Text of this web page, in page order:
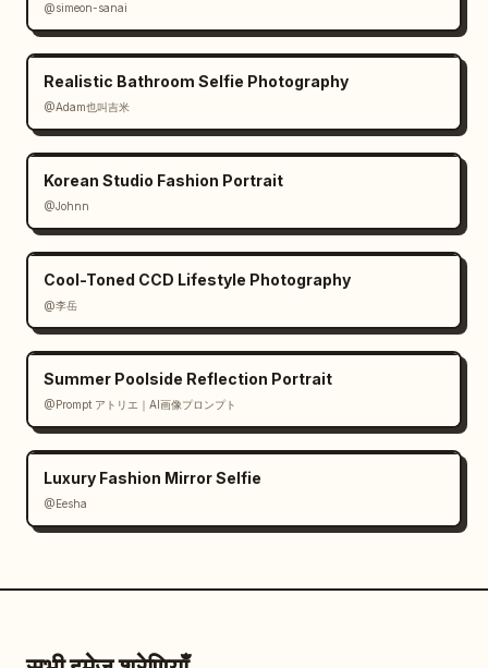
@simeon-sanai
Realistic Bathroom Selfie Photography
@Adam也叫吉米
Korean Studio Fashion Portrait
@Johnn
Cool-Toned CCD Lifestyle Photography
@李岳
Summer Poolside Reflection Portrait
@Prompt アトリエ｜AI画像プロンプト
Luxury Fashion Mirror Selfie
@Eesha